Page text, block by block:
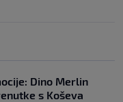
Dino Merlin
s Koševa